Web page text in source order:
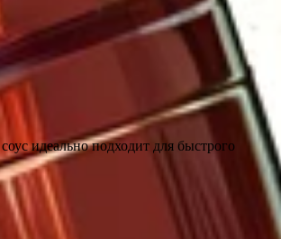
идеально подходит для быстрого